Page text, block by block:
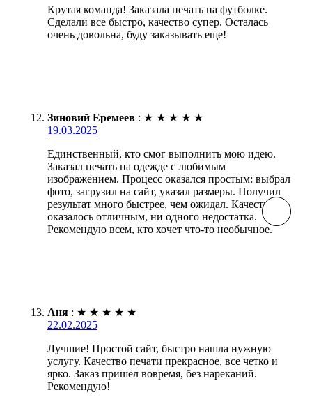
Крутая команда! Заказала печать на футболке.
Сделали все быстро, качество супер. Осталась
очень довольна, буду заказывать еще!
Зиновий Еремеев : ★ ★ ★ ★ ★
19.03.2025
Единственный, кто смог выполнить мою идею.
Заказал печать на одежде с любимым
изображением. Процесс оказался простым: выбрал
фото, загрузил на сайт, указал размеры. Получил
результат много быстрее, чем ожидал. Качество
оказалось отличным, ни одного недостатка.
Рекомендую всем, кто хочет что-то необычное.
Аня : ★ ★ ★ ★ ★
22.02.2025
Лучшие! Простой сайт, быстро нашла нужную
услугу. Качество печати прекрасное, все четко и
ярко. Заказ пришел вовремя, без нареканий.
Рекомендую!